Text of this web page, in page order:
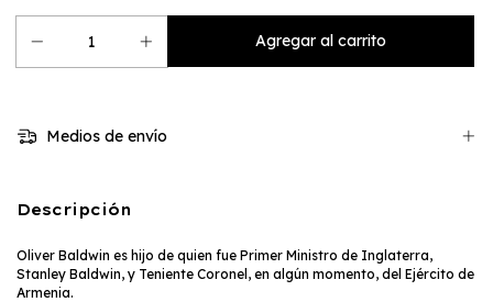
Medios de envío
Descripción
Oliver Baldwin es hijo de quien fue Primer Ministro de Inglaterra,
Stanley Baldwin, y Teniente Coronel, en algún momento, del Ejército de
Armenia.